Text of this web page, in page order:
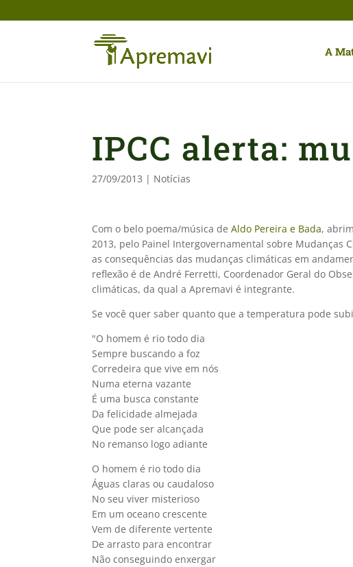
A
IPCC alerta:
27/09/2013 | Notícias
Com o belo poema/música deAldo Pereira e Bada,
2013, pelo Painel Intergovernamental sobre Mudanças
as consequências das mudanças climáticas em
reflexão é de André Ferretti, Coordenador Geral do
climáticas, da qual a Apremavi é integrante.
Se você quer saber quanto que a temperatura pode
"O homem é rio todo dia
Sempre buscando a foz
Corredeira que vive em nós
Numa eterna vazante
É uma busca constante
Da felicidade almejada
Que pode ser alcançada
No remanso logo adiante
O homem é rio todo dia
Águas claras ou caudaloso
No seu viver misterioso
Em um oceano crescente
Vem de diferente vertente
De arrasto para encontrar
Não conseguindo enxergar